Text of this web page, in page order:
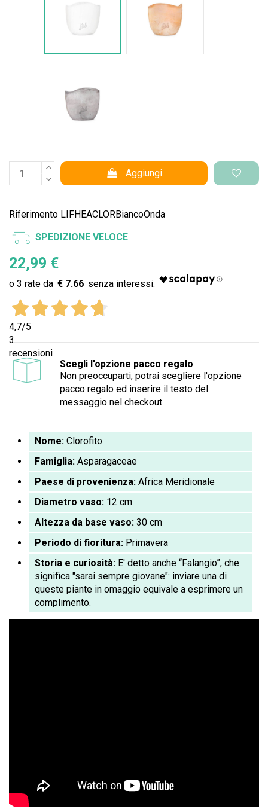
Aggiungi
Riferimento LIFHEACLORBiancoOnda
SPEDIZIONE VELOCE
22,99 €
€ 7.66
4,7/5
3
recensioni
Scegli l'opzione pacco regalo
Non preoccuparti, potrai scegliere l'opzione
pacco regalo ed inserire il testo del
messaggio nel checkout
Nome: Clorofito
Famiglia: Asparagaceae
Paese di provenienza: Africa Meridionale
Diametro vaso: 12 cm
Altezza da base vaso: 30 cm
Periodo di fioritura: Primavera
Storia e curiosità: E' detto anche “Falangio”, che
significa "sarai sempre giovane": inviare una di
queste piante in omaggio equivale a esprimere un
complimento.